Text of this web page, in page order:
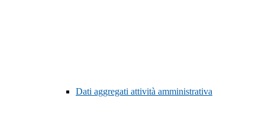
Dati aggregati attività amministrativa